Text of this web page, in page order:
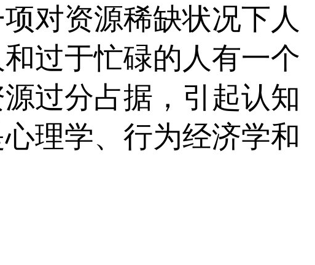
对资源稀缺状况下人
过于忙碌的人有一个
过分占据，引起认知
理学、行为经济学和